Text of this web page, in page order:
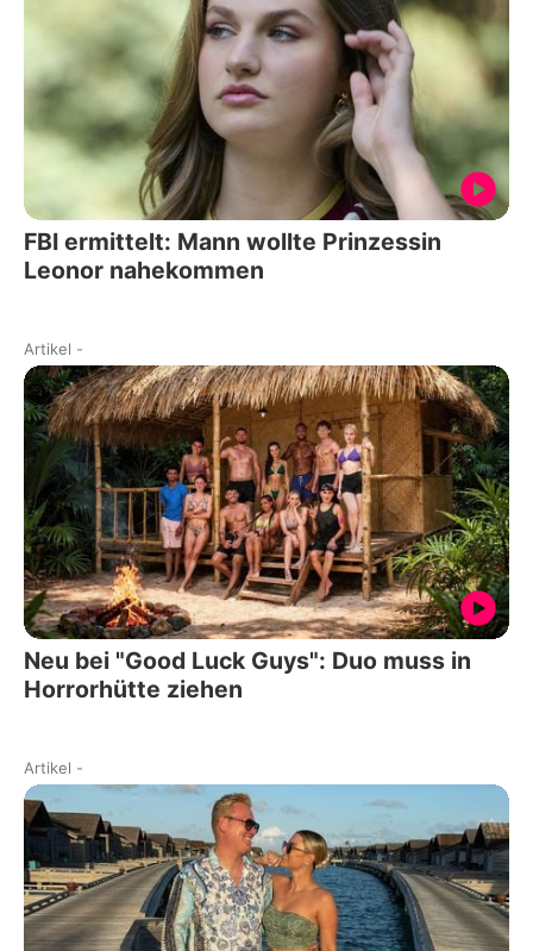
FBI ermittelt: Mann wollte Prinzessin
Leonor nahekommen
Artikel -
Neu bei "Good Luck Guys": Duo muss in
Horrorhütte ziehen
Artikel -